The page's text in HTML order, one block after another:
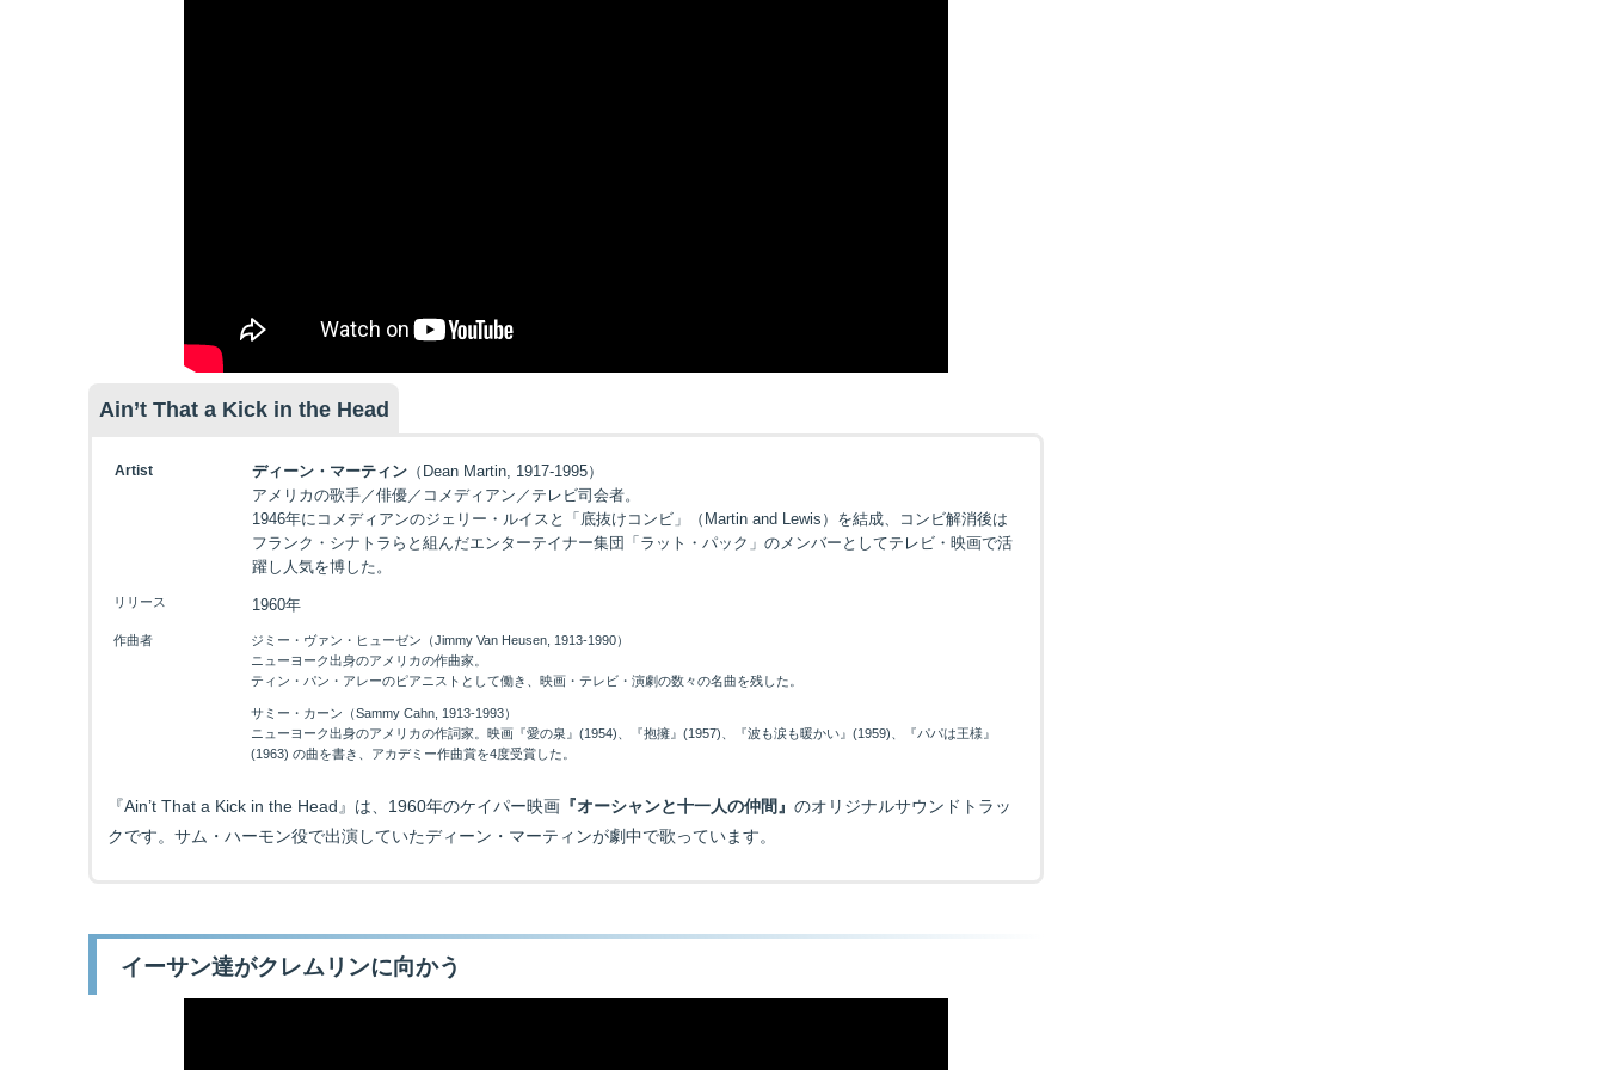
Ain’t That a Kick in the Head
Artist ディーン・マーティン （Dean Martin, 1917-1995）
アメリカの歌手／俳優／コメディアン／テレビ司会者。
1946年にコメディアンのジェリー・ルイスと「底抜けコンビ」（Martin and Lewis）を結成、コンビ解消後は
フランク・シナトラらと組んだエンターテイナー集団「ラット・パック」のメンバーとしてテレビ・映画で活
躍し人気を博した。
リリース 1960年
作曲者
ジミー・ヴァン・ヒューゼン（Jimmy Van Heusen, 1913-1990）
ニューヨーク出身のアメリカの作曲家。
ティン・パン・アレーのピアニストとして働き、映画・テレビ・演劇の数々の名曲を残した。
サミー・カーン（Sammy Cahn, 1913-1993）
ニューヨーク出身のアメリカの作詞家。映画『愛の泉』(1954)、『抱擁』(1957)、『波も涙も暖かい』(1959)、『パパは王様』
(1963) の曲を書き、アカデミー作曲賞を4度受賞した。
『Ain’t That a Kick in the Head』は、1960年のケイパー映画『オーシャンと十一人の仲間』 のオリジナルサウンドトラッ
クです。サム・ハーモン役で出演していたディーン・マーティンが劇中で歌っています。
イーサン達がクレムリンに向かう